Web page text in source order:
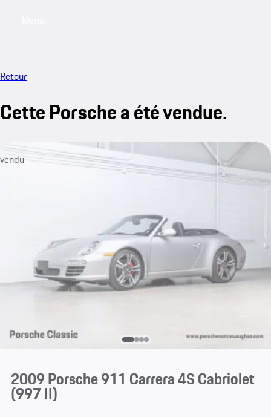
Retour
Cette Porsche a été vendue.
vendu
2009 Porsche 911 Carrera 4S Cabriolet
(997 II)